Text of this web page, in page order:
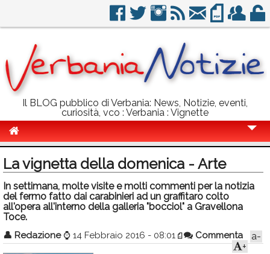
Il BLOG pubblico di Verbania: News, Notizie, eventi,
curiosità, vco : Verbania : Vignette
Politica
Sport
Eventi
Info Utili
La vignetta della domenica - Arte
In settimana, molte visite e molti commenti per la notizia
del fermo fatto dai carabinieri ad un graffitaro colto
all'opera all'interno della galleria "bocciol" a Gravellona
Toce.
👤 Redazione ⌚ 14 Febbraio 2016 - 08:01 Commenta
a-
+